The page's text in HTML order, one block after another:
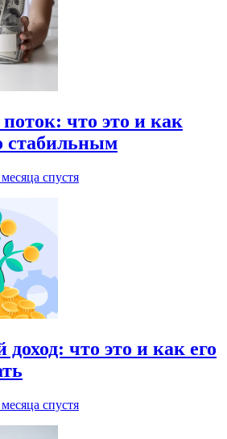
что это и как
стабильным
спустя
что это и как его
спустя